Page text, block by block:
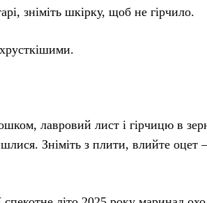
зніміть шкірку, щоб не гірчило.
лавровий лист і гірчицю в
Зніміть з плити, влийте